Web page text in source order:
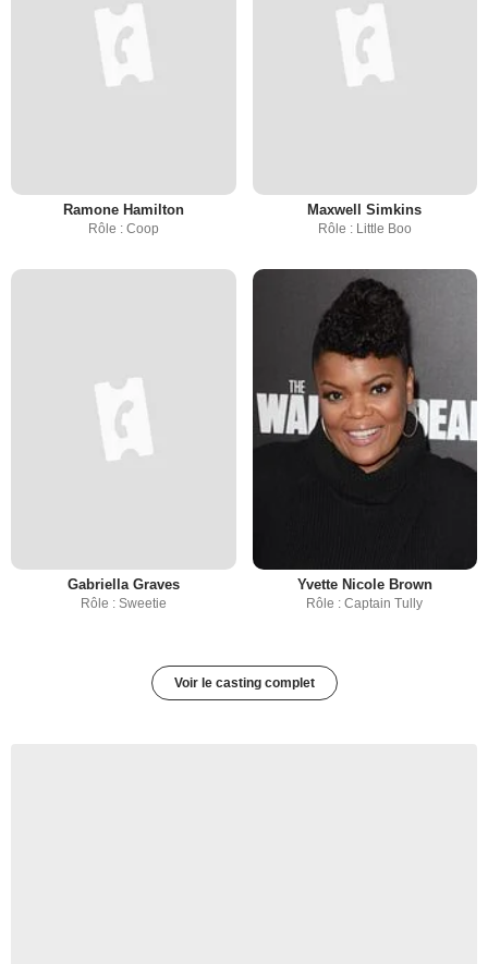
Ramone Hamilton
Rôle : Coop
Maxwell Simkins
Rôle : Little Boo
Gabriella Graves
Rôle : Sweetie
Yvette Nicole Brown
Rôle : Captain Tully
Voir le casting complet